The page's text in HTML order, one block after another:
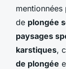
mentionnées
de plongée
paysages
karstiques,
de plongée